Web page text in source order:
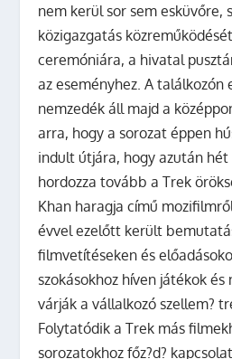
nem kerül sor sem esküvőre,
közigazgatás
ceremóniára, a hivatal
az eseményhez. A
nemzedékáll majd a
arra, hogy a sorozat éppen
indult útjára, hogy azután
hordozza tovább a Trek
Khan haragja című
évvel ezelőtt került
filmvetítéseken és
szokásokhoz híven játékok
várják a vállalkozó szellem?
Folytatódik a Trek más
sorozatokhoz főz?d?